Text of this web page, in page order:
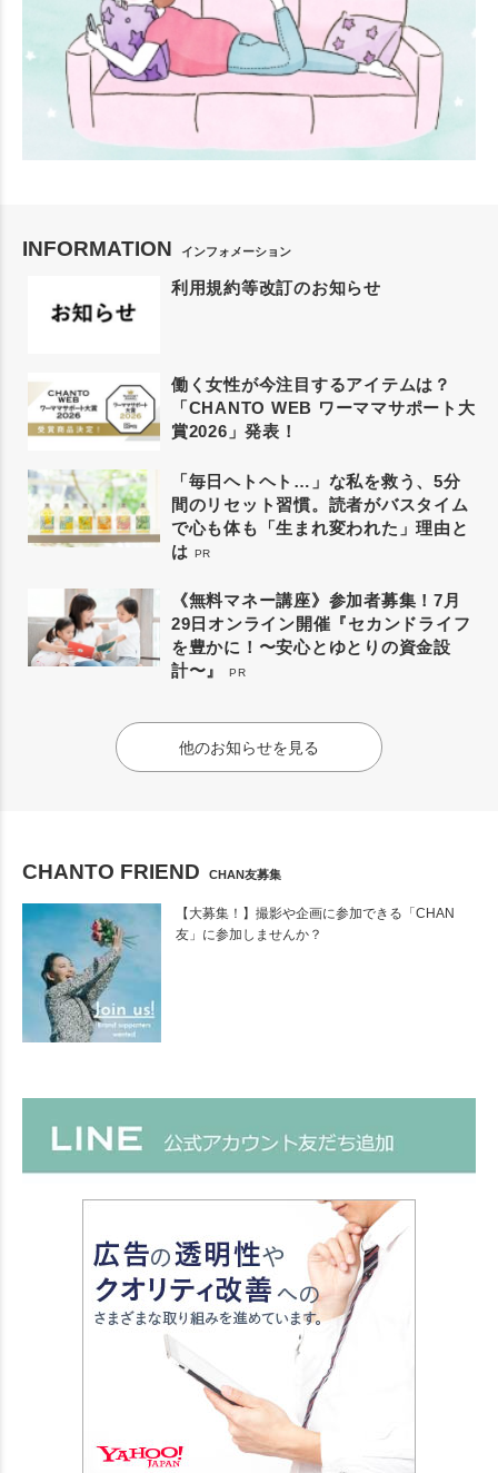
INFORMATION インフォメーション
利用規約等改訂のお知らせ
働く女性が今注目するアイテムは？
「CHANTO WEB ワーママサポート大
賞2026」発表！
「毎日ヘトヘト…」な私を救う、5分
間のリセット習慣。読者がバスタイム
で心も体も「生まれ変われた」理由と
は PR
《無料マネー講座》参加者募集！7月
29日オンライン開催『セカンドライフ
を豊かに！〜安心とゆとりの資金設
計〜』
PR
他のお知らせを見る
CHANTO FRIEND CHAN友募集
【大募集！】撮影や企画に参加できる「CHAN
友」に参加しませんか？